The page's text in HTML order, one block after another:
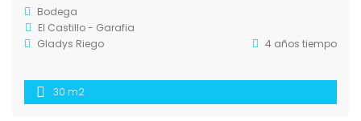
Bodega
El Castillo - Garafia
Gladys Riego
4 años tiempo
30 m2